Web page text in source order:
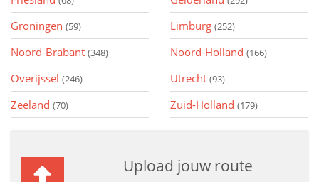
Groningen (59) Limburg (252)
Noord-Brabant (348) Noord-Holland (166)
Overijssel (246) Utrecht (93)
Zeeland (70) Zuid-Holland (179)
Upload jouw route